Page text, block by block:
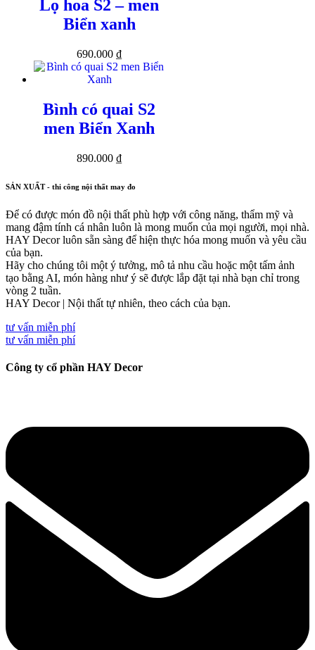
Lọ hoa S2 – men
Biển xanh
690.000 ₫
Bình có quai S2
men Biển Xanh
890.000 ₫
SẢN XUẤT - thi công nội thất may đo
Để có được món đồ nội thất phù hợp với công năng, thẩm mỹ và
mang đậm tính cá nhân luôn là mong muốn của mọi người, mọi nhà.
HAY Decor luôn sẵn sàng để hiện thực hóa mong muốn và yêu cầu
của bạn.
Hãy cho chúng tôi một ý tưởng, mô tả nhu cầu hoặc một tấm ảnh
tạo bằng AI, món hàng như ý sẽ được lắp đặt tại nhà bạn chỉ trong
vòng 2 tuần.
HAY Decor | Nội thất tự nhiên, theo cách của bạn.
tư vấn miễn phí
tư vấn miễn phí
Công ty cổ phần HAY Decor